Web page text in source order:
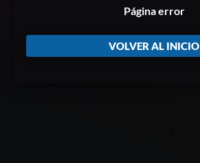
Página error
VOLVER AL INICIO